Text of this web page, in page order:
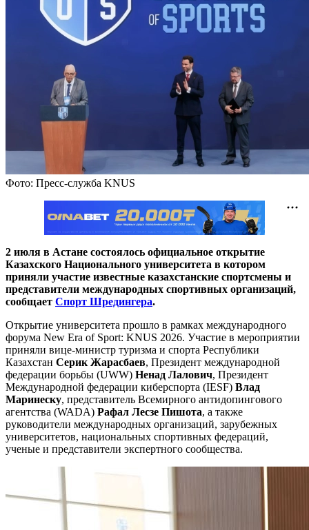
Фото: Пресс-служба KNUS
2 июля в Астане состоялось официальное открытие
Казахского Национального университета в котором
приняли участие известные казахстанские спортсмены и
представители международных спортивных организаций,
сообщает Спорт Шредингера.
Открытие университета прошло в рамках международного
форума New Era of Sport: KNUS 2026. Участие в мероприятии
приняли вице-министр туризма и спорта Республики
Казахстан Серик Жарасбаев, Президент международной
федерации борьбы (UWW) Ненад Лалович, Президент
Международной федерации киберспорта (IESF) Влад
Маринеску, представитель Всемирного антидопингового
агентства (WADА) Рафал Лесзе Пишота, а также
руководители международных организаций, зарубежных
университетов, национальных спортивных федераций,
ученые и представители экспертного сообщества.